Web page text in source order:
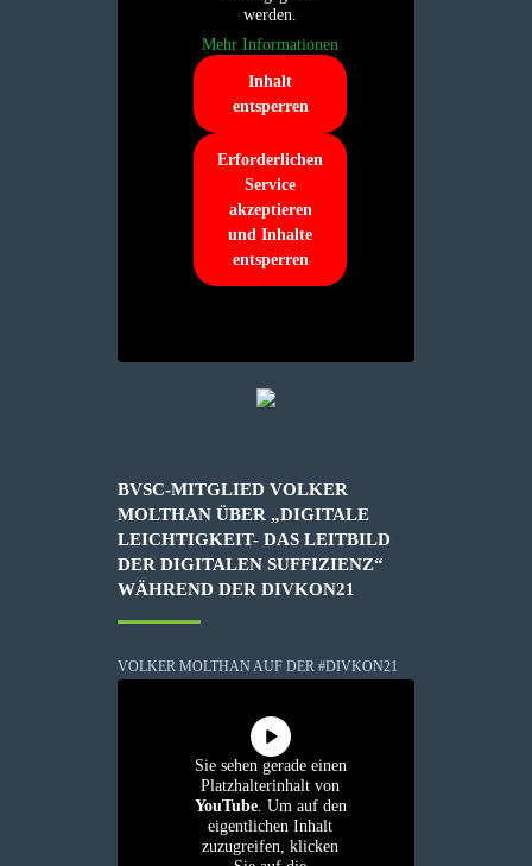
werden.
Mehr Informationen
Inhalt
entsperren
Erforderlichen
Service
akzeptieren
und Inhalte
entsperren
BVSC-MITGLIED VOLKER
MOLTHAN ÜBER „DIGITALE
LEICHTIGKEIT- DAS LEITBILD
DER DIGITALEN SUFFIZIENZ“
WÄHREND DER DIVKON21
VOLKER MOLTHAN AUF DER #DIVKON21
Sie sehen gerade einen
Platzhalterinhalt von
YouTube. Um auf den
eigentlichen Inhalt
zuzugreifen, klicken